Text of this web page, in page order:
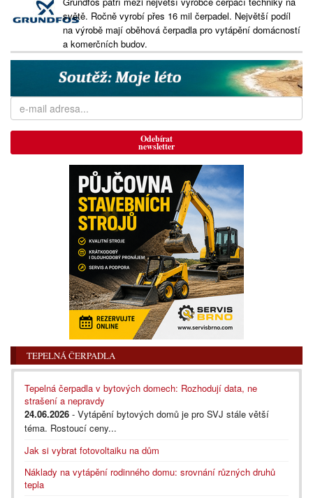
světě. Ročně vyrobí přes 16 mil čerpadel. Největší podíl
na výrobě mají oběhová čerpadla pro vytápění domácností
a komerčních budov.
Odebírat
newsletter
TEPELNÁ ČERPADLA
Tepelná čerpadla v bytových domech: Rozhodují data, ne
strašení a nepravdy
24.06.2026 - Vytápění bytových domů je pro SVJ stále větší
téma. Rostoucí ceny...
Jak si vybrat fotovoltaiku na dům
Náklady na vytápění rodinného domu: srovnání různých druhů
tepla